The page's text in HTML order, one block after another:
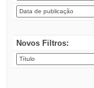
Novos Filtros: